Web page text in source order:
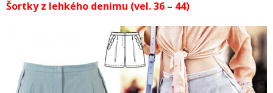
Šortky z lehkého denimu (vel. 36 – 44)